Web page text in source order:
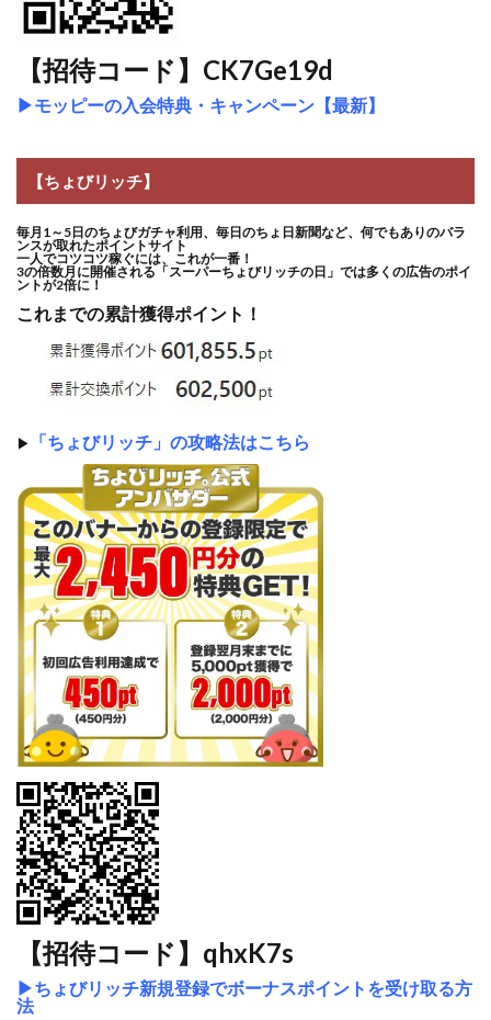
【招待コード】CK7Ge19d
▶モッピーの入会特典・キャンペーン【最新】
【ちょびリッチ】
毎月1～5日のちょびガチャ利用、毎日のちょ日新聞など、何でもありのバラ
ンスが取れたポイントサイト
一人でコツコツ稼ぐには、これが一番！
3の倍数月に開催される「スーパーちょびリッチの日」では多くの広告のポイ
ントが2倍に！
これまでの累計獲得ポイント！
▶ 「ちょびリッチ」の攻略法はこちら
【招待コード】qhxK7s
▶ちょびリッチ新規登録でボーナスポイントを受け取る方
法